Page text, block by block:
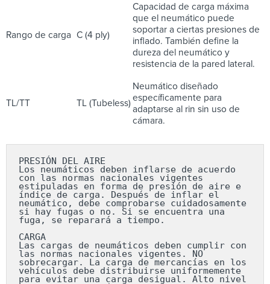
Rango de carga C (4 ply)
Capacidad de carga máxima
que el neumático puede
soportar a ciertas presiones de
inflado. También define la
dureza del neumático y
resistencia de la pared lateral.
TL/TT TL (Tubeless)
Neumático diseñado
específicamente para
adaptarse al rin sin uso de
cámara.
PRESIÓN DEL AIRE
Los neumáticos deben inflarse de acuerdo
con las normas nacionales vigentes
estipuladas en forma de presión de aire e
índice de carga. Después de inflar el
neumático, debe comprobarse cuidadosamente
si hay fugas o no. Si se encuentra una
fuga, se reparará a tiempo.
CARGA
Las cargas de neumáticos deben cumplir con
las normas nacionales vigentes. NO
sobrecargar. La carga de mercancías en los
vehículos debe distribuirse uniformemente
para evitar una carga desigual. Alto nivel